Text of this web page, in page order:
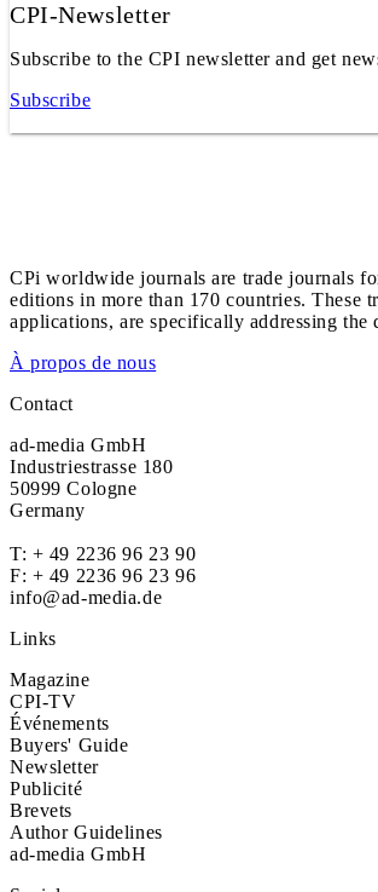
CPI-Newsletter
Subscribe to the CPI newsletter and get
Subscribe
CPi worldwide journals are trade journals
editions in more than 170 countries. These
applications, are specifically addressing the
À propos de nous
Contact
ad-media GmbH
Industriestrasse 180
50999 Cologne
Germany
T: + 49 2236 96 23 90
F: + 49 2236 96 23 96
info@ad-media.de
Links
Magazine
CPI-TV
Événements
Buyers' Guide
Newsletter
Publicité
Brevets
Author Guidelines
ad-media GmbH